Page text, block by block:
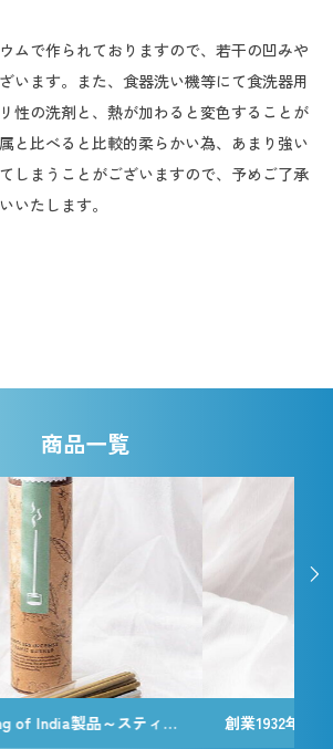
ムで作られておりますので、若干の凹みや
います。また、食器洗い機等にて食洗器用
性の洗剤と、熱が加わると変色することが
と比べると比較的柔らかい為、あまり強い
しまうことがございますので、予めご了承
いたします。
商品一覧
創業1932年のお香の老舗Song of India製品～スティック香＆お香立てセット[Botanicaly Collection] – ゴジモロ オレンジ
